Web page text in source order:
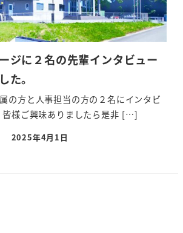
ジに２名の先輩インタビュー
た。
の方と人事担当の方の２名にインタビ
皆様ご興味ありましたら是非 […]
2025年4月1日